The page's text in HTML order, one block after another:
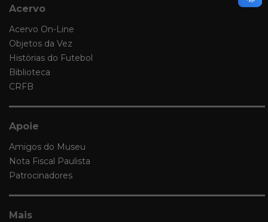
Acervo
Acervo On-Line
Objetos da Vez
Histórias do Futebol
Biblioteca
CRFB
Apoie
Amigos do Museu
Nota Fiscal Paulista
Patrocinadores
Mais